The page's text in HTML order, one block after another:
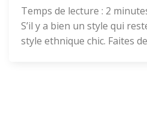
Temps de lecture : 2
S’il y a bien un style qui
style ethnique chic. Faites